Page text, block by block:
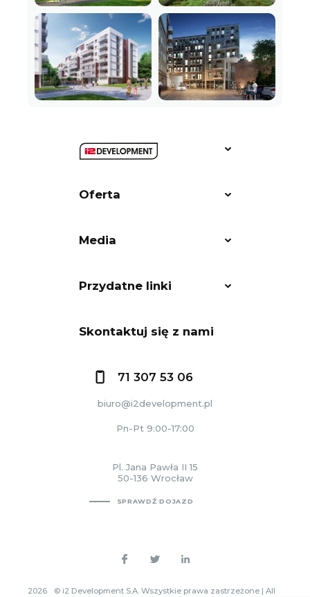
Oferta
Media
Przydatne linki
Skontaktuj się z nami
71 307 53 06
biuro@i2development.pl
Pn-Pt 9:00-17:00
Pl. Jana Pawła II 15
50-136 Wrocław
SPRAWDŹ DOJAZD
2026 © i2 Development S.A. Wszystkie prawa zastrzeżone | All